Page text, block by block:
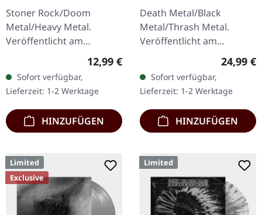
Beast | CD
Stoner Rock/Doom
Metal/Heavy Metal.
Veröffentlicht am
11.05.2018, auf Supreme
Chaos Records. CD im
Jewelcase mit 8-seitigem
Booklet. Das dritte
Album…
Regulärer Preis:
12,99 €
Sofort verfügbar,
Lieferzeit: 1-2 Werktage
HINZUFÜGEN
Exorbitance |
MARBLED LP
Death Metal/Black
Metal/Thrash Metal.
Veröffentlicht am
22.03.2024, auf Supreme
Chaos Records. Exklusives
'Malstrom
Clear/Grün/Schwarz
marmoriertes'…
24,99 €
Sofort verfügbar,
Lieferzeit: 1-2 Werktage
HINZUFÜGEN
Limited
Exclusive
Limited